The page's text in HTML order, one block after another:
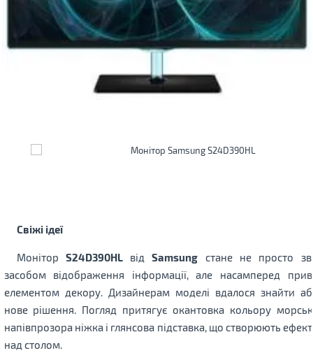
Свіжі ідеї
Монітор S24D390HL від Samsung стане не просто
засобом відображення інформації, але насамперед
елементом декору. Дизайнерам моделі вдалося знайти
нове рішення. Погляд притягує окантовка кольору
напівпрозора ніжка і глянсова підставка, що створюють
над столом.